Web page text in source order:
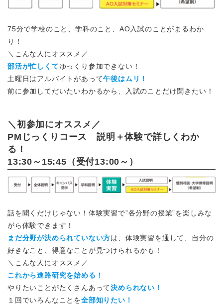
75分で学校のこと、学科のこと、AO入試のことがまるわか
り！
＼こんな人にオススメ／
部活が忙しくてゆっくり参加できない！
土曜日はアルバイトがあって午後はムリ！
前に参加してだいたいわかるから、入試のことだけ聞きたい！
＼初参加にオススメ／
PMじっくりコース 説明＋体験で詳しくわか
る！
13:30～15:45（受付13:00～）
話を聞くだけじゃない！体験実習で”各分野の授業”を楽しみな
がら体験できます！
まだ分野が決められていない方は、体験実習を通して、自分の
好きなこと、得意なことが見つけられるかも！
＼こんな人にオススメ／
これから進路研究を始める！
やりたいことがたくさんあって決められない！
１回でいろんなことを全部知りたい！